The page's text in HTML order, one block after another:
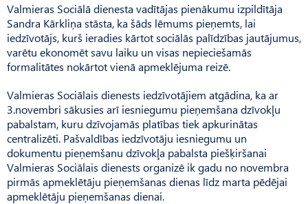
Valmieras Sociālā dienesta vadītājas pienākumu izpildītāja
Sandra Kārkliņa stāsta, ka šāds lēmums pieņemts, lai
iedzīvotājs, kurš ieradies kārtot sociālās palīdzības jautājumus,
varētu ekonomēt savu laiku un visas nepieciešamās
formalitātes nokārtot vienā apmeklējuma reizē.
Valmieras Sociālais dienests iedzīvotājiem atgādina, ka ar
3.novembri sākusies arī iesniegumu pieņemšana dzīvokļu
pabalstam, kuru dzīvojamās platības tiek apkurinātas
centralizēti. Pašvaldības iedzīvotāju iesniegumu un
dokumentu pieņemšanu dzīvokļa pabalsta piešķiršanai
Valmieras Sociālais dienests organizē ik gadu no novembra
pirmās apmeklētāju pieņemšanas dienas līdz marta pēdējai
apmeklētāju pieņemšanas dienai.